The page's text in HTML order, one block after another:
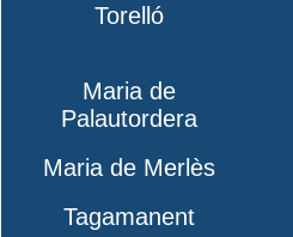
Torelló
Maria de
Palautordera
Maria de Merlès
Tagamanent